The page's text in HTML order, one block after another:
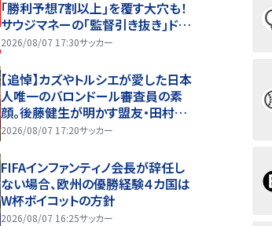
｢勝利予想7割以上｣を覆す大穴も！
サウジマネーの｢監督引き抜き｣ドタ
バタ劇と、｢特別な日｣が勝敗を分け
2026/08/07 17:30サッカー
【追悼】カズやトルシエが愛した日本
人唯一のバロンドール審査員の素
顔。後藤健生が明かす盟友・田村修
一さん(1)W杯直後のフランス取材
2026/08/07 17:20サッカー
FIFAインファンティノ会長が辞任し
ない場合、欧州の優勝経験４カ国は
W杯ボイコットの方針
2026/08/07 16:25サッカー